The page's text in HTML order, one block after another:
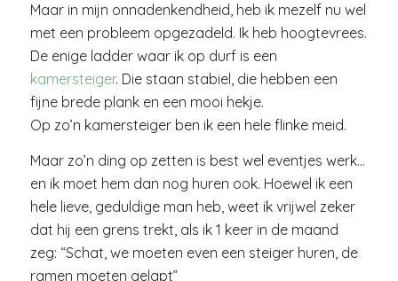
Maar in mijn onnadenkendheid, heb ik mezelf nu wel
met een probleem opgezadeld. Ik heb hoogtevrees.
De enige ladder waar ik op durf is een
kamersteiger. Die staan stabiel, die hebben een
fijne brede plank en een mooi hekje.
Op zo’n kamersteiger ben ik een hele flinke meid.
Maar zo’n ding op zetten is best wel eventjes werk…
en ik moet hem dan nog huren ook. Hoewel ik een
hele lieve, geduldige man heb, weet ik vrijwel zeker
dat hij een grens trekt, als ik 1 keer in de maand
zeg: “Schat, we moeten even een steiger huren, de
ramen moeten gelapt”